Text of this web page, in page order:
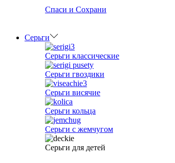
Спаси и Сохрани
Серьги
Серьги классические
Серьги гвоздики
Серьги висячие
Серьги кольца
Серьги с жемчугом
Серьги для детей